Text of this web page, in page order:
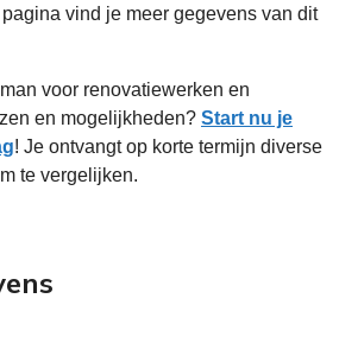
vind je meer gegevens van dit
voor renovatiewerken en
en mogelijkheden? Start nu je
! Je ontvangt op korte termijn diverse
te vergelijken.